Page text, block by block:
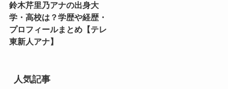
鈴木芹里乃アナの出身大
学・高校は？学歴や経歴・
プロフィールまとめ【テレ
東新人アナ】
人気記事